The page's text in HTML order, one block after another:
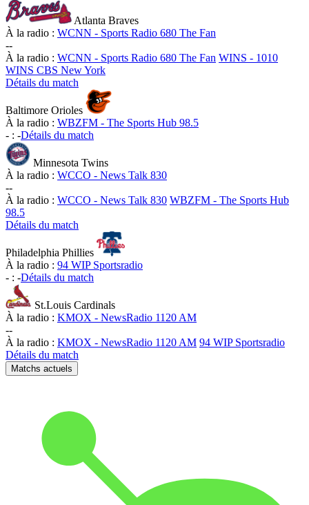
Atlanta Braves
À la radio : WCNN - Sports Radio 680 The Fan
--
À la radio : WCNN - Sports Radio 680 The Fan WINS - 1010
WINS CBS New York
Détails du match
Baltimore Orioles
À la radio : WBZFM - The Sports Hub 98.5
- : -Détails du match
Minnesota Twins
À la radio : WCCO - News Talk 830
--
À la radio : WCCO - News Talk 830 WBZFM - The Sports Hub
98.5
Détails du match
Philadelphia Phillies
À la radio : 94 WIP Sportsradio
- : -Détails du match
St.Louis Cardinals
À la radio : KMOX - NewsRadio 1120 AM
--
À la radio : KMOX - NewsRadio 1120 AM 94 WIP Sportsradio
Détails du match
Matchs actuels